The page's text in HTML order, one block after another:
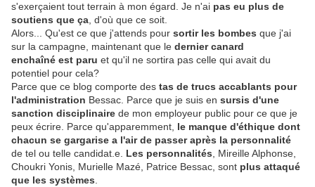
s'exerçaient tout terrain à mon égard. Je n'ai pas eu plus de
soutiens que ça , d'où que ce soit.
Alors... Qu'est ce que j'attends pour sortir les bombes que j'ai
sur la campagne, maintenant que le dernier canard
enchaîné est paru et qu'il ne sortira pas celle qui avait du
potentiel pour cela?
Parce que ce blog comporte des tas de trucs accablants pour
l'administration Bessac. Parce que je suis en sursis d'une
sanction disciplinaire de mon employeur public pour ce que je
peux écrire. Parce qu'apparemment, le manque d'éthique dont
chacun se gargarise a l'air de passer après la personnalité
de tel ou telle candidat.e. Les personnalités , Mireille Alphonse,
Choukri Yonis, Murielle Mazé, Patrice Bessac, sont plus attaqué
que les systèmes